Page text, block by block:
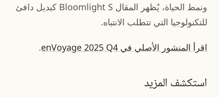
ونمط الحياة، يُظهر المقال Bloomlight S كبديل دافئ
للتكنولوجيا التي تتطلب الانتباه.
اقرأ المنشور الأصلي في enVoyage 2025 Q4 .
استكشف المزيد